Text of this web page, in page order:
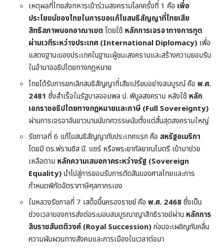
เหตุผลที่ไทยส่งทหารเข้าร่วมสงครามโลกครั้งที่ 1 คือ เพื่อ
ประโยชน์ของไทยในการขอแก้ไขสนธิสัญญาที่ไทยเสีย
สิทธิสภาพนอกอาณาเขต โดยใช้ หลักการเจรจาทางการทูต
ผ่านเวทีระหว่างประเทศ (International Diplomacy)เพื่อ
แสดงฐานะของประเทศในฐานะผู้ชนะสงครามและสร้างความยอมรับ
ในอำนาจอธิปไตยทางกฎหมาย
ไทยได้รับการยกเลิกสนธิสัญญาที่เสียเปรียบอย่างสมบูรณ์ คือ พ.ศ.
2481 ซึ่งสำเร็จในรัฐบาลจอมพล ป. พิบูลสงคราม หลังใช้ หลัก
เอกราชอธิปไตยทางกฎหมายและภาษี (Full Sovereignty)
ผ่านการเจรจาอันยาวนานนับทศวรรษนับตั้งแต่สิ้นสุดสงครามใหญ่
รัชกาลที่ 6 แก้ไขสนธิสัญญากับประเทศแรก คือ สหรัฐอเมริกา
โดยมี ดร.ฟรานซิส บี. แซร์ หรือพระยากัลยาณไมตรี เข้ามาช่วย
เหลือตาม หลักความเสมอภาคระหว่างรัฐ (Sovereign
Equality)นำไปสู่การยอมรับการตัดสินของศาลไทยและการ
กำหนดพิกัดอัตราภาษีศุลกากรเอง
ในหลวงรัชกาลที่ 7 เสด็จขึ้นครองราชย์ คือ พ.ศ. 2468ซึ่งเป็น
ช่วงเวลาของการส่งต่อระบอบสมบูรณาญาสิทธิราชย์ผ่าน หลักการ
สืบราชสันตติวงศ์ (Royal Succession)ก่อนจะเผชิญกับคลื่น
ความผันผวนทางสังคมและการเมืองในเวลาต่อมา